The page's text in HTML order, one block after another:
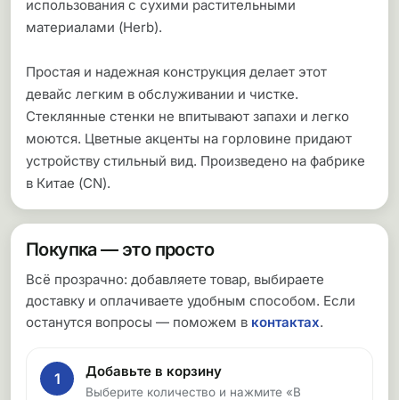
использования с сухими растительными
материалами (Herb).
Простая и надежная конструкция делает этот
девайс легким в обслуживании и чистке.
Стеклянные стенки не впитывают запахи и легко
моются. Цветные акценты на горловине придают
устройству стильный вид. Произведено на фабрике
в Китае (CN).
Покупка — это просто
Всё прозрачно: добавляете товар, выбираете
доставку и оплачиваете удобным способом. Если
останутся вопросы — поможем в контактах.
1 Добавьте в корзину
Выберите количество и нажмите «В